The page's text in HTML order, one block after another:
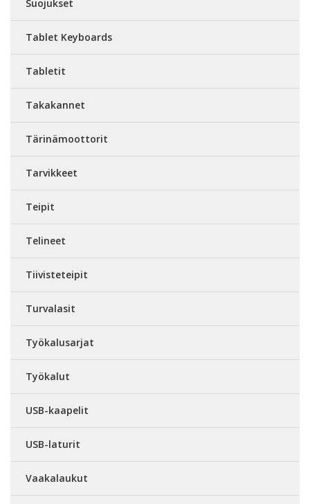
Suojukset
Tablet Keyboards
Tabletit
Takakannet
Tärinämoottorit
Tarvikkeet
Teipit
Telineet
Tiivisteteipit
Turvalasit
Työkalusarjat
Työkalut
USB-kaapelit
USB-laturit
Vaakalaukut